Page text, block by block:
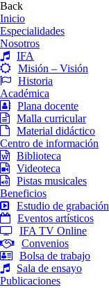
Back
Inicio
Especialidades
Nosotros
IFA
Misión – Visión
Historia
Académica
Plana docente
Malla curricular
Material didáctico
Centro de información
Biblioteca
Videoteca
Pistas musicales
Beneficios
Estudio de grabación
Eventos artísticos
IFA TV Online
Convenios
Bolsa de trabajo
Sala de ensayo
Publicaciones